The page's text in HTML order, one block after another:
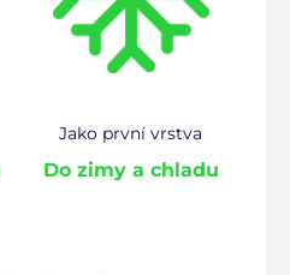
Jako první vrstva
Do zimy a chladu